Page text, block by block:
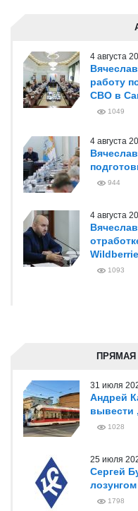
4 августа
работу
СВО в
1049
4 августа
944
4 августа
1093
31 июля
Андрей
вывести
1028
25 июля
Сергей
1798